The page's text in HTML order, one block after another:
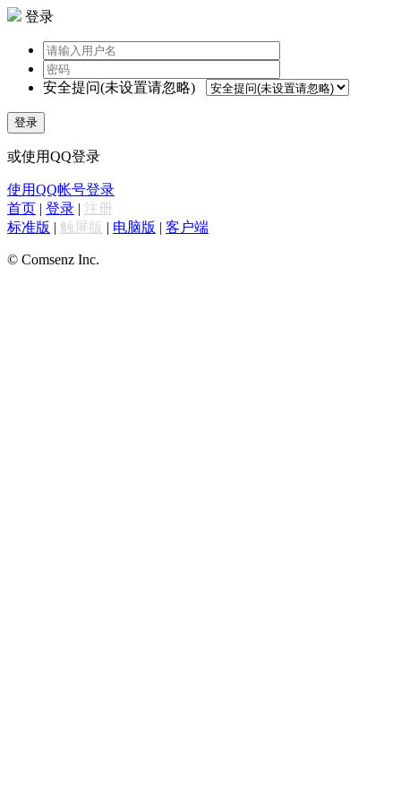
登录
安全提问(未设置请忽略)
登录
或使用QQ登录
使用QQ帐号登录
首页 | 登录 | 注册
标准版 | 触屏版 | 电脑版 | 客户端
© Comsenz Inc.